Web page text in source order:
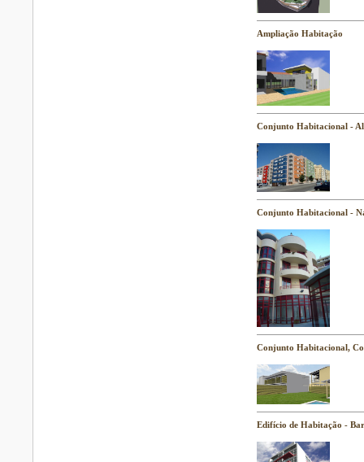
Ampliação Habitação
Conjunto Habitacional -
Conjunto Habitacional -
Conjunto Habitacional,
Edifício de Habitação -